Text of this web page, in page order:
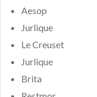
Aesop
Jurlique
Le Creuset
Jurlique
Brita